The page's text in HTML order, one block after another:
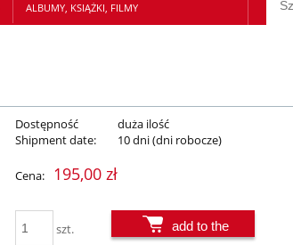
ALBUMY, KSIĄŻKI, FILMY
Dostępność
duża ilość
Shipment date:
10 dni (dni robocze)
Cena: 195,00 zł
szt.
add to the